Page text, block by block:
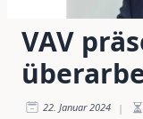
VAV
22. Januar 2024 |